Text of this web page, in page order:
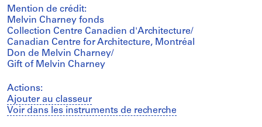
Mention de crédit:
Melvin Charney fonds
Collection Centre Canadien d'Architecture/
Canadian Centre for Architecture, Montréal
Don de Melvin Charney/
Gift of Melvin Charney
Actions:
Ajouter au classeur
Voir dans les instruments de recherche